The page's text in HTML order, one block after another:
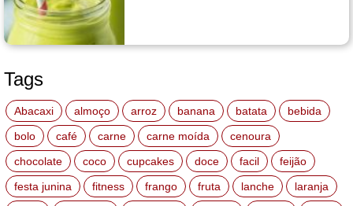
Tags
Abacaxi almoço arroz banana batata
bebida
bolo
café carne carne moída
cenoura
chocolate
coco cupcakes doce facil
feijão
festa junina
fitness frango fruta lanche
laranja